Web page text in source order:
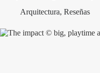
Arquitectura, Reseñas